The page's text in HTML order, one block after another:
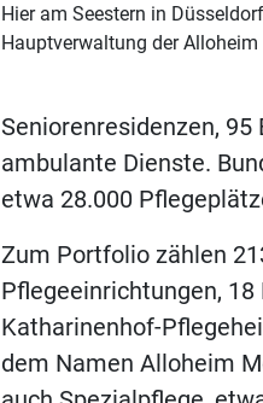
Hier am Seestern in
Hauptverwaltung der Alloheim
Seniorenresidenzen,
ambulante Dienste.
etwa 28.000
Zum Portfolio zählen
Pflegeeinrichtungen,
Katharinenhof-
dem Namen Alloheim